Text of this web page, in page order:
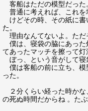
客船はただの模型だった
普通に考えれば、これを
けどその時、その紙に書
た。
理由なんてないよ。ただ
僕は、寝袋の脇にあった
てあったマッチを擦って灯
ぼっ、という音がして寝
僕は客船の前に立ち、模
った。
２分くらい経った時かな
の死ぬ時間だからね 。た